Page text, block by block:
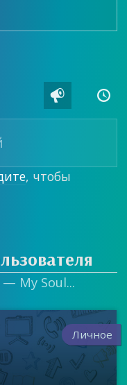
 
, чтобы
— My Soul...
Личное